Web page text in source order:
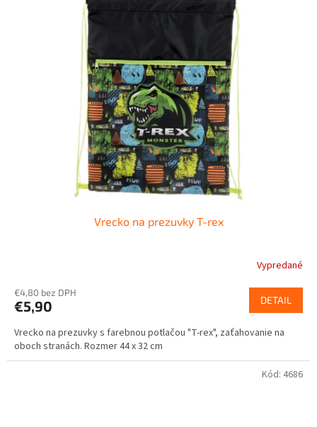
Vrecko na prezuvky T-rex
Vypredané
€4,80 bez DPH
€5,90 DETAIL
Vrecko na prezuvky s farebnou potlačou "T-rex", zaťahovanie na
oboch stranách. Rozmer 44 x 32 cm
Kód: 4686